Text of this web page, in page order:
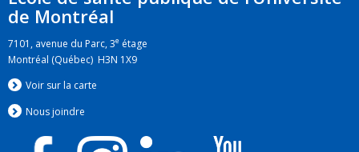
de Montréal
7101, avenue du Parc, 3e étage
Montréal (Québec) H3N 1X9
Voir sur la carte
Nous joindre